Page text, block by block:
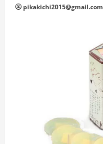
pikakichi2015@gmail.com